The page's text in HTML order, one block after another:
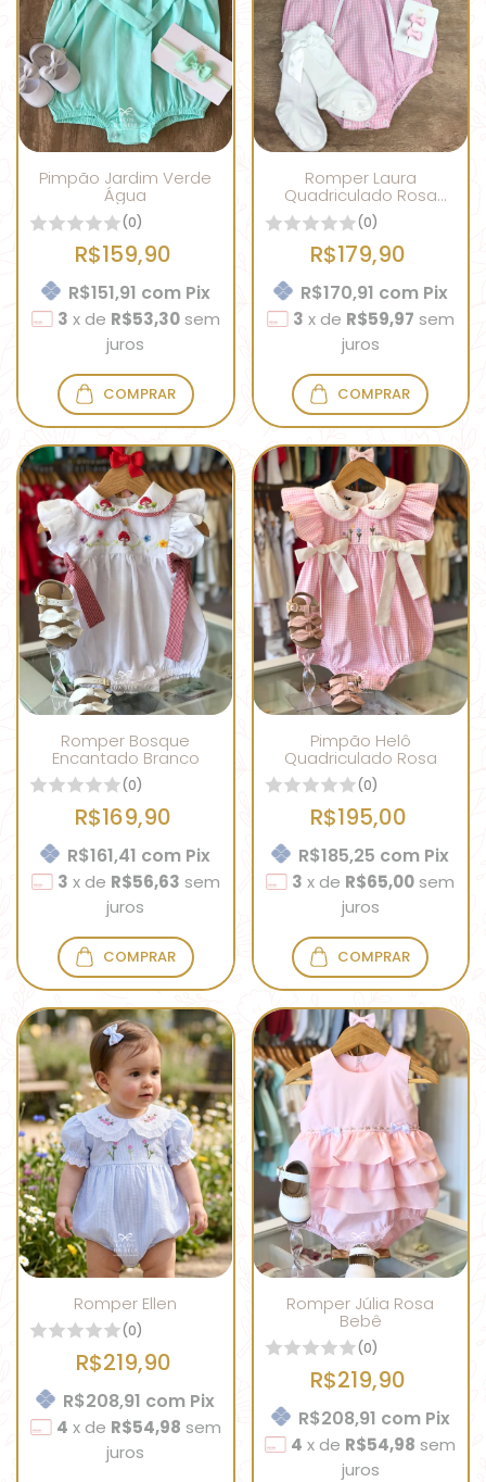
Pimpão Jardim Verde
Água
(0)
R$159,90
R$151,91 com Pix
3 x de R$53,30 sem
juros
COMPRAR
Romper Laura
Quadriculado Rosa
com Branco
(0)
R$179,90
R$170,91 com Pix
3 x de R$59,97 sem
juros
COMPRAR
Romper Bosque
Encantado Branco
(0)
R$169,90
R$161,41 com Pix
3 x de R$56,63 sem
juros
COMPRAR
Pimpão Helô
Quadriculado Rosa
(0)
R$195,00
R$185,25 com Pix
3 x de R$65,00 sem
juros
COMPRAR
Romper Ellen
(0)
R$219,90
R$208,91 com Pix
4 x de R$54,98 sem
juros
Romper Júlia Rosa
Bebê
(0)
R$219,90
R$208,91 com Pix
4 x de R$54,98 sem
juros